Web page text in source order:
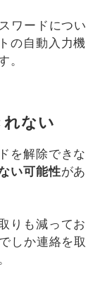
ワードについ
の自動入力機
。
れない
を解除できな
い可能性があ
りも減ってお
しか連絡を取